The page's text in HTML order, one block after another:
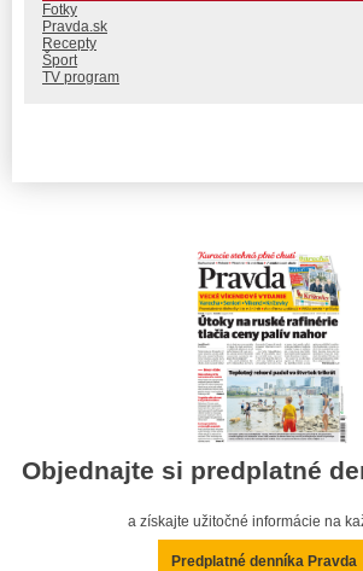
Fotky
Pravda.sk
Recepty
Šport
TV program
Objednajte si predplatné
a získajte užitočné informácie na
Predplatné denníka Pravda